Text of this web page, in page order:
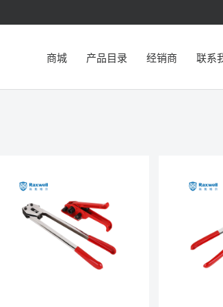
商城 产品目录 经销商 联系